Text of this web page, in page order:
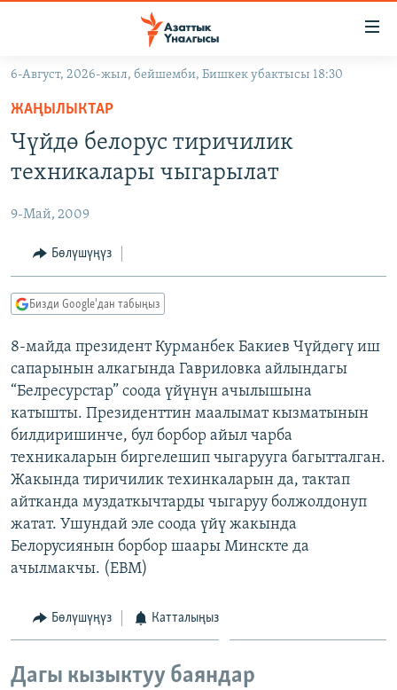
Навигацияга
өтүңүз
Издөөгө
салыңыз
КЫРГЫЗСТАН
КЫРГЫЗСТАН
ЭКОНОМИКА
МАДАНИЯТ
ДҮЙНӨ
БОРБОР АЗИЯ
АТАЙЫН ИЛИКТӨӨ
ТВ ПРОГРАММАЛАР
ЭКСПЕРТТЕР ТАЛДАЙТ
БИЗ ЖАНА ДҮЙНӨ
ДАНИСТЕ
ЭЖЕ-СИҢДИЛЕР
АЗАТТЫК+
ЫҢГАЙСЫЗ СУРООЛОР
ӨЗГӨЧӨ ПИКИР
Русский
ОНЛАЙН ШЕРИНЕ
ЭЕ/АРнун бардык сайттары
6-Август, 2026-жыл, бейшемби, Бишкек убактысы 18:30
ЖАҢЫЛЫКТАР
Чүйдө белорус тиричилик
техникалары чыгарылат
9-Май, 2009
Бөлүшүңүз
Бизди Google'дан табыңыз
8-майда президент Курманбек Бакиев Чүйдөгү иш
сапарынын алкагында Гавриловка айлындагы
“Белресурстар” соода үйүнүн ачылышына
катышты. Президенттин маалымат кызматынын
билдиришинче, бул борбор айыл чарба
техникаларын биргелешип чыгарууга багытталган.
Жакында тиричилик техинкаларын да, тактап
айтканда муздаткычтарды чыгаруу болжолдонуп
жатат. Ушундай эле соода үйү жакында
Белорусиянын борбор шаары Минскте да
ачылмакчы. (EBM)
Бөлүшүңүз Катталыңыз
Дагы кызыктуу баяндар